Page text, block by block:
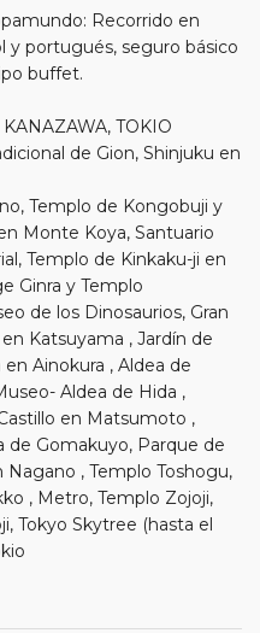
Recorrido en
y portugués, seguro básico
buffet.
TOKIO
de Gion, Shinjuku en
Templo de Kongobuji y
Monte Koya, Santuario
Templo de Kinkaku-ji en
Ginra y Templo
de los Dinosaurios, Gran
Katsuyama , Jardín de
Ainokura , Aldea de
Aldea de Hida ,
en Matsumoto ,
de Gomakuyo, Parque de
, Templo Toshogu,
, Metro, Templo Zojoji,
Tokyo Skytree (hasta el